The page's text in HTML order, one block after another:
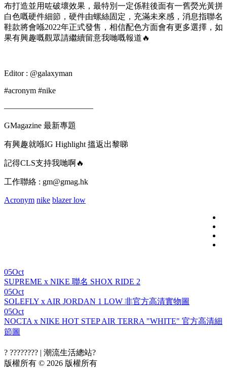
布打造並用咗破壞效果，最特別一定係鞋後面有一舊熒光黃拼
白色嘅硬件細節，硬件由螺絲固定，充滿未來感，消息指聯名
鞋款將會喺2022年正式發售，相信配色方面會有更多選擇，如
果有興趣嘅觀眾請繼續留意我哋嘅報道🔥
Editor : @galaxyman
#acronym #nike
———————————
GMagazine 最新專題
有興趣就喺IG Highlight 搵返出黎睇
記得CLS支持我哋啊🔥
工作聯絡 : gm@gmag.hk
Acronym nike blazer low
05Oct
SUPREME x NIKE 聯名 SHOX RIDE 2
05Oct
SOLEFLY x AIR JORDAN 1 LOW 非官方高清實物圖
05Oct
NOCTA x NIKE HOT STEP AIR TERRA "WHITE" 官方高清細
節圖
? ???????? | 潮流生活總站?
版權所有 © 2026 版權所有